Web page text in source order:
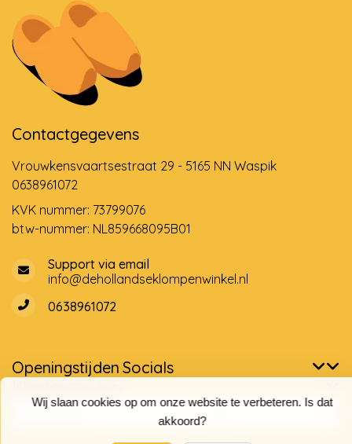
Wij slaan cookies op om onze website te verbeteren. Is dat
akkoord?
Contactgegevens
Vrouwkensvaartsestraat 29 - 5165 NN Waspik
0638961072
KVK nummer: 73799076
btw-nummer: NL859668095B01
Support via email
info@dehollandseklompenwinkel.nl
0638961072
Openingstijden Socials